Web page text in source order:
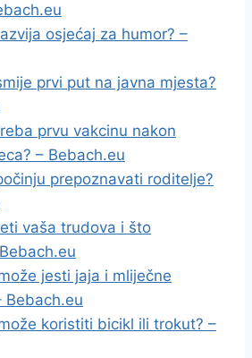
osjećaj za humor? –
prvi put na javna mjesta?
prvu vakcinu nakon
– Bebach.eu
prepoznavati roditelje?
vaša trudova i što
jesti jaja i mliječne
Bebach.eu
koristiti bicikl ili trokut? –